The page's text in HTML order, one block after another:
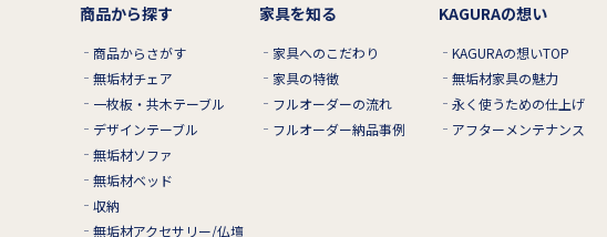
商品から探す
商品からさがす
無垢材チェア
一枚板・共木テーブル
デザインテーブル
無垢材ソファ
無垢材ベッド
収納
無垢材アクセサリー/仏壇
家具を知る
家具へのこだわり
家具の特徴
フルオーダーの流れ
フルオーダー納品事例
KAGURAの想い
KAGURAの想いTOP
無垢材家具の魅力
永く使うための仕上げ
アフターメンテナンス